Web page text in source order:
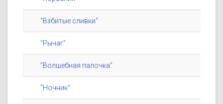
"Взбитые сливки"
"Рычаг"
"Волшебная палочка"
"Ночник"